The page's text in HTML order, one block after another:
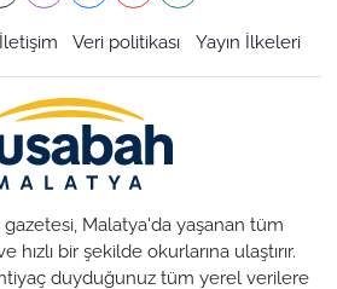
İletişim Veri politikası Yayın İlkeleri
Malatya'da yaşanan tüm
hızlı bir şekilde okurlarına ulaştırır.
duyduğunuz tüm yerel verilere